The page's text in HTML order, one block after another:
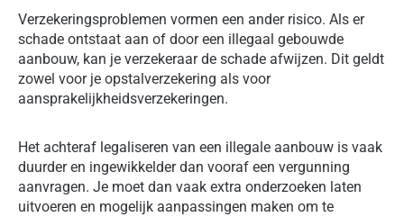
Verzekeringsproblemen vormen een ander risico. Als er
schade ontstaat aan of door een illegaal gebouwde
aanbouw, kan je verzekeraar de schade afwijzen. Dit geldt
zowel voor je opstalverzekering als voor
aansprakelijkheidsverzekeringen.
Het achteraf legaliseren van een illegale aanbouw is vaak
duurder en ingewikkelder dan vooraf een vergunning
aanvragen. Je moet dan vaak extra onderzoeken laten
uitvoeren en mogelijk aanpassingen maken om te